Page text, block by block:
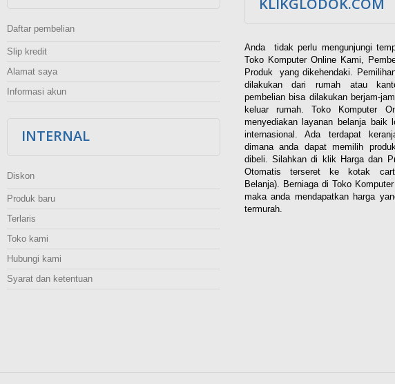
Daftar pembelian
Slip kredit
Alamat saya
Informasi akun
INTERNAL
Diskon
Produk baru
Terlaris
Toko kami
Hubungi kami
Syarat dan ketentuan
KLIKGLODOK.COM
Anda tidak perlu mengunjungi
Toko Komputer Online Kami,
Produk yang dikehendaki.
dilakukan dari rumah atau
pembelian bisa dilakukan berjam-
keluar rumah. Toko Komputer
menyediakan layanan belanja baik
internasional. Ada terdapat
dimana anda dapat memilih
dibeli. Silahkan di klik Harga dan
Otomatis terseret ke kotak cart
Belanja). Berniaga di Toko
maka anda mendapatkan harga
termurah.